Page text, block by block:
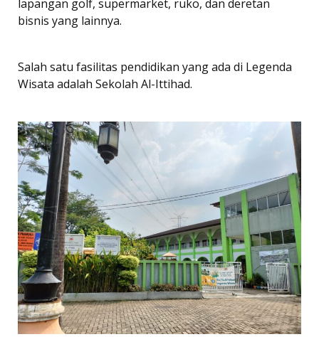
lapangan golf, supermarket, ruko, dan deretan
bisnis yang lainnya.
Salah satu fasilitas pendidikan yang ada di Legenda
Wisata adalah Sekolah Al-Ittihad.